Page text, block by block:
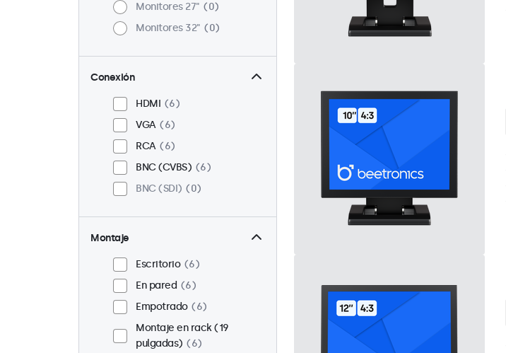
Monitores 27"
0
Monitores 32"
0
Conexión
HDMI
6
VGA
6
RCA
6
BNC (CVBS)
6
BNC (SDI)
0
Montaje
Escritorio
6
En pared
6
Empotrado
6
Montaje en rack (19
pulgadas)
6